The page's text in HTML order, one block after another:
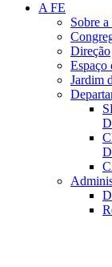
A FE
Sobre a
Direção
Espaço
Jardim